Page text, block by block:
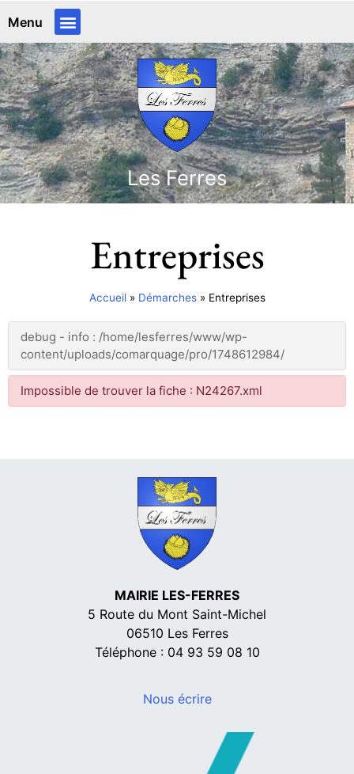
Menu
Les Ferres
Entreprises
Accueil» Démarches» Entreprises
debug - info : /home/lesferres/www/wp-
content/uploads/comarquage/pro/1748612984/
Impossible de trouver la fiche : N24267.xml
MAIRIE LES-FERRES
5 Route du Mont Saint-Michel
06510 Les Ferres
Téléphone : 04 93 59 08 10
Nous écrire